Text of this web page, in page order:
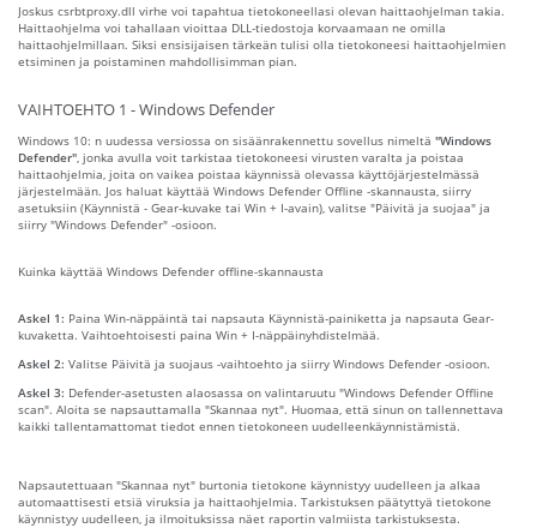
Joskus csrbtproxy.dll virhe voi tapahtua tietokoneellasi olevan haittaohjelman takia.
Haittaohjelma voi tahallaan vioittaa DLL-tiedostoja korvaamaan ne omilla
haittaohjelmillaan. Siksi ensisijaisen tärkeän tulisi olla tietokoneesi haittaohjelmien
etsiminen ja poistaminen mahdollisimman pian.
VAIHTOEHTO 1 - Windows Defender
Windows 10: n uudessa versiossa on sisäänrakennettu sovellus nimeltä "Windows
Defender" , jonka avulla voit tarkistaa tietokoneesi virusten varalta ja poistaa
haittaohjelmia, joita on vaikea poistaa käynnissä olevassa käyttöjärjestelmässä
järjestelmään. Jos haluat käyttää Windows Defender Offline -skannausta, siirry
asetuksiin (Käynnistä - Gear-kuvake tai Win + I-avain), valitse "Päivitä ja suojaa" ja
siirry "Windows Defender" -osioon.
Kuinka käyttää Windows Defender offline-skannausta
Askel 1: Paina Win-näppäintä tai napsauta Käynnistä-painiketta ja napsauta Gear-
kuvaketta. Vaihtoehtoisesti paina Win + I-näppäinyhdistelmää.
Askel 2: Valitse Päivitä ja suojaus -vaihtoehto ja siirry Windows Defender -osioon.
Askel 3: Defender-asetusten alaosassa on valintaruutu "Windows Defender Offline
scan". Aloita se napsauttamalla "Skannaa nyt". Huomaa, että sinun on tallennettava
kaikki tallentamattomat tiedot ennen tietokoneen uudelleenkäynnistämistä.
Napsautettuaan "Skannaa nyt" burtonia tietokone käynnistyy uudelleen ja alkaa
automaattisesti etsiä viruksia ja haittaohjelmia. Tarkistuksen päätyttyä tietokone
käynnistyy uudelleen, ja ilmoituksissa näet raportin valmiista tarkistuksesta.